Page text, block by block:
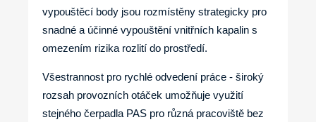
vypouštěcí body jsou rozmístěny strategicky pro
snadné a účinné vypouštění vnitřních kapalin s
omezením rizika rozlití do prostředí.
Všestrannost pro rychlé odvedení práce - široký
rozsah provozních otáček umožňuje využití
stejného čerpadla PAS pro různá pracoviště bez